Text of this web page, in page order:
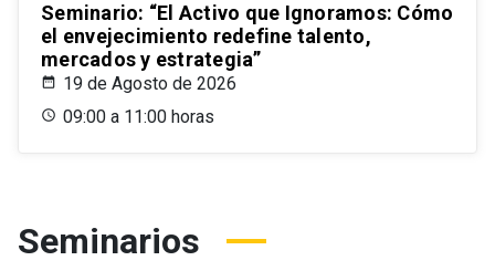
Seminario: “El Activo que Ignoramos: Cómo
el envejecimiento redefine talento,
mercados y estrategia”
19 de Agosto de 2026
09:00 a 11:00 horas
Seminarios